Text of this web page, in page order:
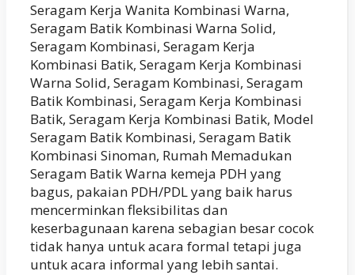
Seragam Kerja Wanita Kombinasi Warna,
Seragam Batik Kombinasi Warna Solid,
Seragam Kombinasi, Seragam Kerja
Kombinasi Batik, Seragam Kerja Kombinasi
Warna Solid, Seragam Kombinasi, Seragam
Batik Kombinasi, Seragam Kerja Kombinasi
Batik, Seragam Kerja Kombinasi Batik, Model
Seragam Batik Kombinasi, Seragam Batik
Kombinasi Sinoman, Rumah Memadukan
Seragam Batik Warna kemeja PDH yang
bagus, pakaian PDH/PDL yang baik harus
mencerminkan fleksibilitas dan
keserbagunaan karena sebagian besar cocok
tidak hanya untuk acara formal tetapi juga
untuk acara informal yang lebih santai.